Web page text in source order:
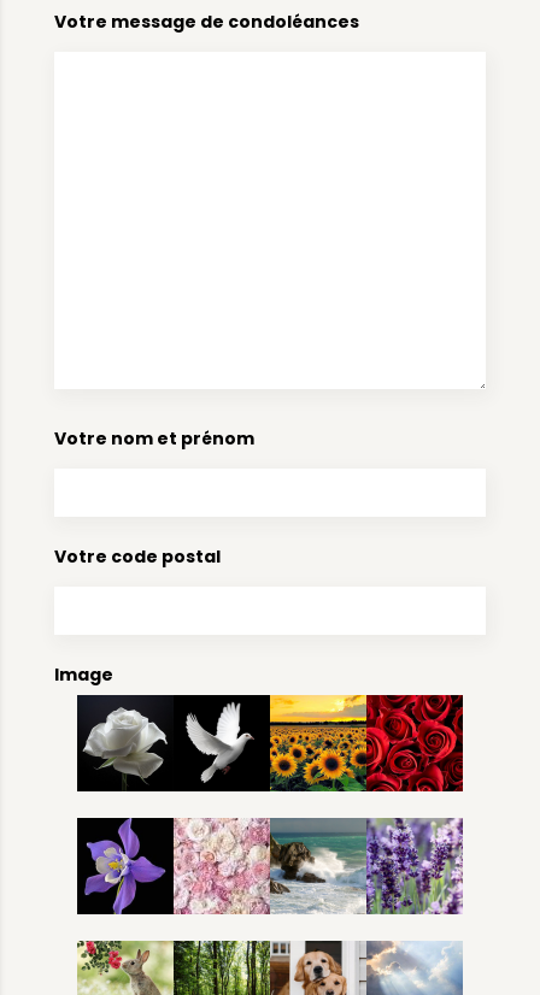
Votre message de condoléances
Votre nom et prénom
Votre code postal
Image